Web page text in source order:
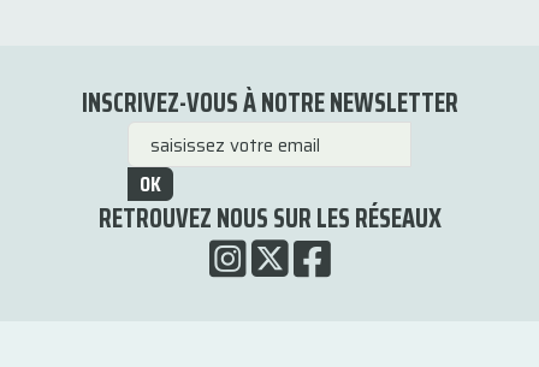
INSCRIVEZ-VOUS À NOTRE NEWSLETTER
OK
RETROUVEZ NOUS SUR LES RÉSEAUX